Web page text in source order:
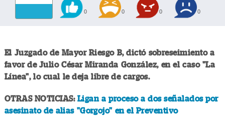
0 0 0 0
El Juzgado de Mayor Riesgo B, dictó sobreseimiento a
favor de Julio César Miranda González, en el caso "La
Línea", lo cual le deja libre de cargos.
OTRAS NOTICIAS: Ligan a proceso a dos señalados por
asesinato de alias "Gorgojo" en el Preventivo